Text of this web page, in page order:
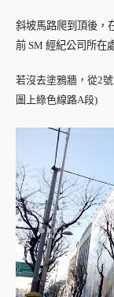
斜坡馬路爬到頂後，
前 SM 經紀公司所在
若沒去塗鴉牆，從2
圖上綠色線路A段)